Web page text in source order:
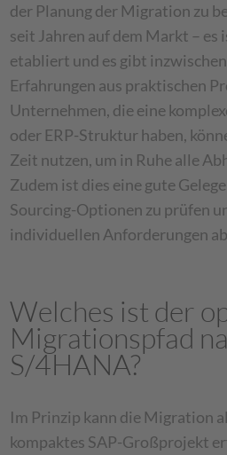
der Planung der Migration zu
seit Jahren auf dem Markt – es
etabliert und es gibt
Erfahrungen aus praktischen
Unternehmen, die eine
oder ERP-Struktur haben,
Zeit nutzen, um in Ruhe alle
Zudem ist dies eine gute
Sourcing-Optionen zu prüfen
individuellen Anforderungen
Welches ist der
Migrationspfad
S/4HANA?
Im Prinzip kann die Migration
kompaktes SAP-Großprojekt